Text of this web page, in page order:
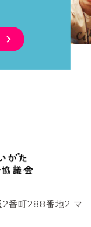
2番町288番地2 マ